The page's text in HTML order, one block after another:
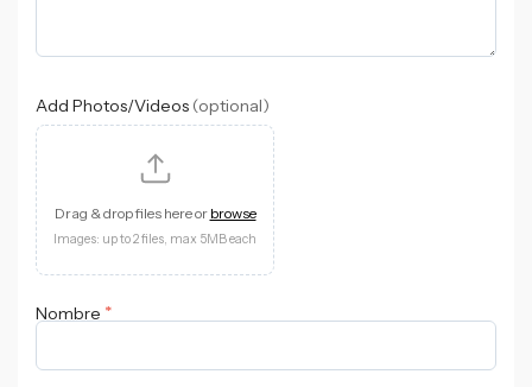
Add Photos/Videos (optional)
Drag & drop files here or browse
Images: up to 2 files, max 5MB each
Nombre *